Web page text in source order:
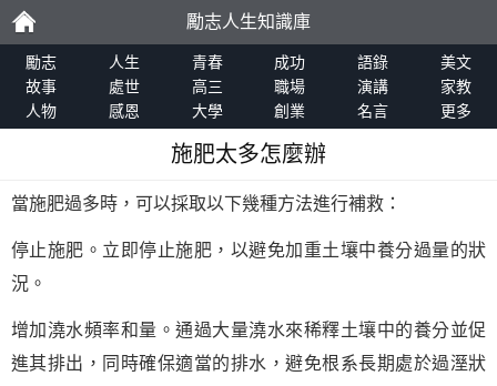
勵
志
勵志人生知識庫
勵志 人生 青春 成功 語錄
美文
故事
處世 高三 職場 演講
家教
人物
感恩 大學 創業 名言 更多
施肥太多怎麼辦
當施肥過多時，可以採取以下幾種方法進行補救：
停止施肥。立即停止施肥，以避免加重土壤中養分過量的狀
況。
增加澆水頻率和量。通過大量澆水來稀釋土壤中的養分並促
進其排出，同時確保適當的排水，避免根系長期處於過溼狀